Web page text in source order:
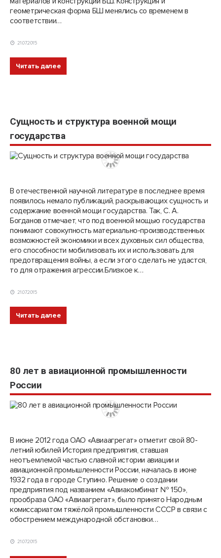
геометрическая форма БШ менялись со временем в
соответствии…
21.07.2015
Читать далее
Сущность и структура военной мощи
государства
В отечественной научной литературе в последнее время
появилось немало публикаций, раскрывающих сущность и
содержание военной мощи государства. Так, С. А.
Богданов отмечает, что под военной мощью государства
понимают совокупность материально-производственных
возможностей экономики и всех духовных сил общества,
его способности мобилизовать их и использовать для
предотвращения войны, а если этого сделать не удастся,
то для отражения агрессии.Близкое к…
21.07.2015
Читать далее
80 лет в авиационной промышленности
России
В июне 2012 года ОАО «Авиаагрегат» отметит свой 80-
летний юбилей История предприятия, ставшая
неотъемлемой частью славной истории авиации и
авиационной промышленности России, началась в июне
1932 года в городе Ступино. Решение о создании
предприятия под названием «Авиакомбинат № 150»,
прообраза ОАО «Авиаагрегат», было принято Народным
комиссариатом тяжёлой промышленности СССР в связи с
обострением международной обстановки…
21.07.2015